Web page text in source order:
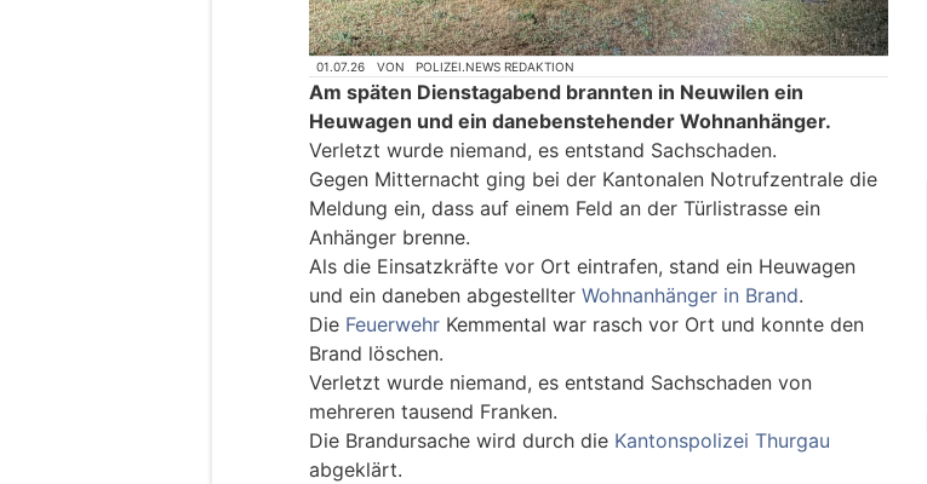
01.07.26 VON POLIZEI.NEWS REDAKTION
Am späten Dienstagabend brannten in Neuwilen ein
Heuwagen und ein danebenstehender Wohnanhänger.
Verletzt wurde niemand, es entstand Sachschaden.
Gegen Mitternacht ging bei der Kantonalen Notrufzentrale die
Meldung ein, dass auf einem Feld an der Türlistrasse ein
Anhänger brenne.
Als die Einsatzkräfte vor Ort eintrafen, stand ein Heuwagen
und ein daneben abgestellter Wohnanhänger in Brand.
Die Feuerwehr Kemmental war rasch vor Ort und konnte den
Brand löschen.
Verletzt wurde niemand, es entstand Sachschaden von
mehreren tausend Franken.
Die Brandursache wird durch die Kantonspolizei Thurgau
abgeklärt.